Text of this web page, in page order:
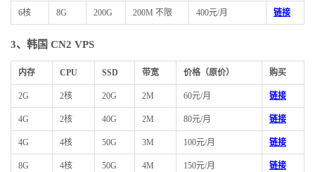
6核 8G 200G 200M 不限 400元/月 链接
3、韩国 CN2 VPS
内存 CPU SSD 带宽 价格（原价） 购买
2G 2核 20G 2M 60元/月 链接
4G 2核 40G 2M 80元/月 链接
4G 4核 50G 3M 100元/月 链接
8G 4核 50G 4M 150元/月 链接